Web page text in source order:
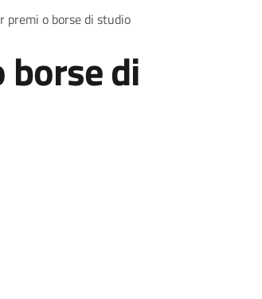
premi o borse di studio
borse di